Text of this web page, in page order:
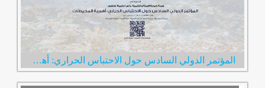
المؤتمر الدولي السادس حول الاحتباس الحراري: أهمية المحيطات